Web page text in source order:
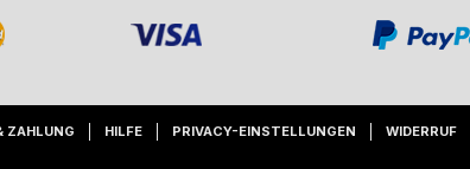
ZAHLUNG HILFE PRIVACY-EINSTELLUNGEN WIDERRUF